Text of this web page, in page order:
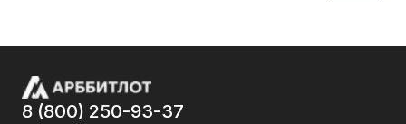
8 (800) 250-93-37